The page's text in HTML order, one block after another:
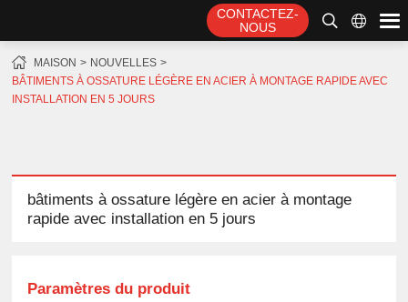
CONTACTEZ-
NOUS
MAISON
NOUVELLES
BÂTIMENTS À OSSATURE LÉGÈRE EN ACIER À MONTAGE RAPIDE AVEC
INSTALLATION EN 5 JOURS
bâtiments à ossature légère en acier à montage
rapide avec installation en 5 jours
Paramètres du produit